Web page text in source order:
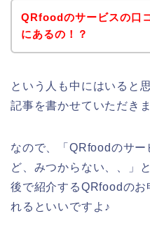
QRfoodのサービスの口
にあるの！？
という人も中にはいると
記事を書かせていただきま
なので、「QRfoodのサ
ど、みつからない、、」
後で紹介するQRfoodのお
れるといいですよ♪